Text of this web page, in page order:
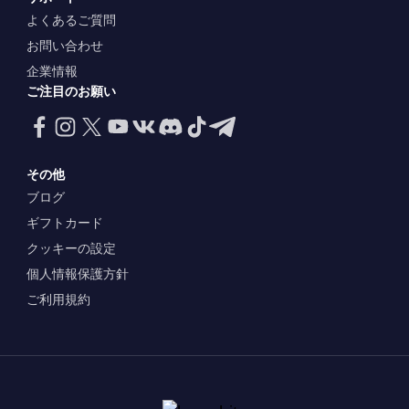
よくあるご質問
お問い合わせ
企業情報
ご注目のお願い
その他
ブログ
ギフトカード
クッキーの設定
個人情報保護方針
ご利用規約